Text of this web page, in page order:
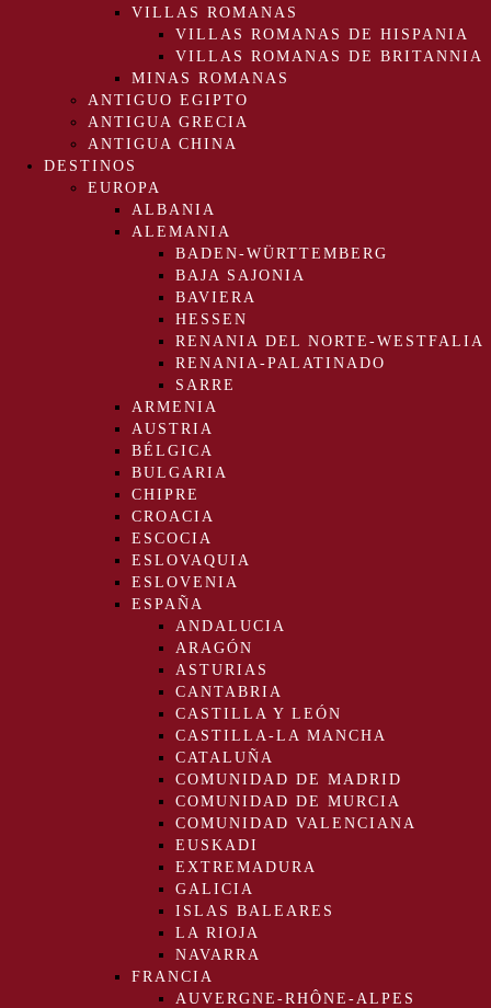
VILLAS ROMANAS
VILLAS ROMANAS DE HISPANIA
VILLAS ROMANAS DE BRITANNIA
MINAS ROMANAS
ANTIGUO EGIPTO
ANTIGUA GRECIA
ANTIGUA CHINA
DESTINOS
EUROPA
ALBANIA
ALEMANIA
BADEN-WÜRTTEMBERG
BAJA SAJONIA
BAVIERA
HESSEN
RENANIA DEL NORTE-WESTFALIA
RENANIA-PALATINADO
SARRE
ARMENIA
AUSTRIA
BÉLGICA
BULGARIA
CHIPRE
CROACIA
ESCOCIA
ESLOVAQUIA
ESLOVENIA
ESPAÑA
ANDALUCIA
ARAGÓN
ASTURIAS
CANTABRIA
CASTILLA Y LEÓN
CASTILLA-LA MANCHA
CATALUÑA
COMUNIDAD DE MADRID
COMUNIDAD DE MURCIA
COMUNIDAD VALENCIANA
EUSKADI
EXTREMADURA
GALICIA
ISLAS BALEARES
LA RIOJA
NAVARRA
FRANCIA
AUVERGNE-RHÔNE-ALPES